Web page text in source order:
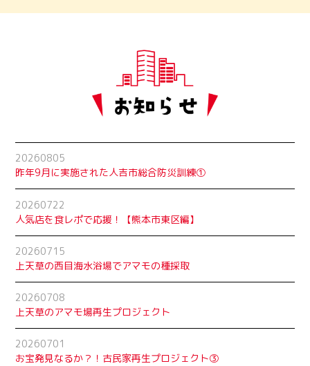
20260805
昨年9月に実施された人吉市総合防災訓練①
20260722
人気店を食レポで応援！【熊本市東区編】
20260715
上天草の西目海水浴場でアマモの種採取
20260708
上天草のアマモ場再生プロジェクト
20260701
お宝発見なるか？！古民家再生プロジェクト➂